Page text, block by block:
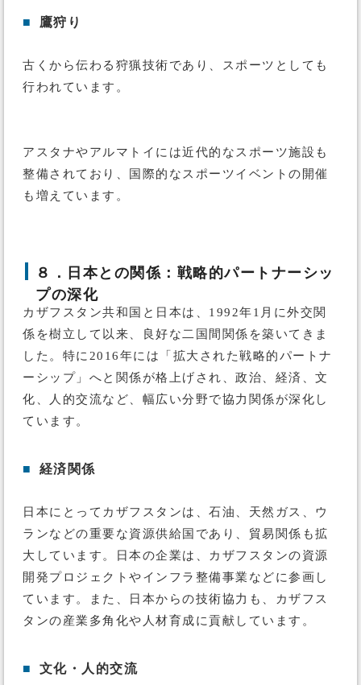
■ 鷹狩り
古くから伝わる狩猟技術であり、スポーツとしても
行われています。
アスタナやアルマトイには近代的なスポーツ施設も
整備されており、国際的なスポーツイベントの開催
も増えています。
８．日本との関係：戦略的パートナーシッ
プの深化
カザフスタン共和国と日本は、1992年1月に外交関
係を樹立して以来、良好な二国間関係を築いてきま
した。特に2016年には「拡大された戦略的パートナ
ーシップ」へと関係が格上げされ、政治、経済、文
化、人的交流など、幅広い分野で協力関係が深化し
ています。
■ 経済関係
日本にとってカザフスタンは、石油、天然ガス、ウ
ランなどの重要な資源供給国であり、貿易関係も拡
大しています。日本の企業は、カザフスタンの資源
開発プロジェクトやインフラ整備事業などに参画し
ています。また、日本からの技術協力も、カザフス
タンの産業多角化や人材育成に貢献しています。
■ 文化・人的交流